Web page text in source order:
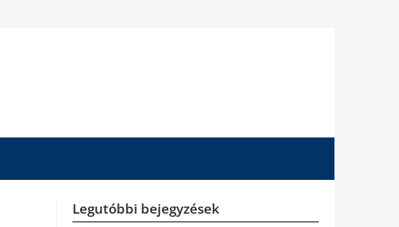
Legutóbbi bejegyzések